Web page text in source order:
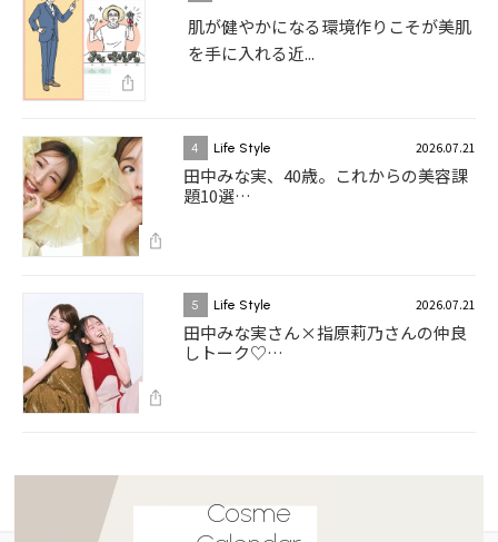
肌が健やかになる環境作りこそが美肌
を手に入れる近...
4 Life Style 2026.07.21
田中みな実、40歳。これからの美容課
題10選…
5 Life Style 2026.07.21
田中みな実さん×指原莉乃さんの仲良
しトーク♡…
Cosme